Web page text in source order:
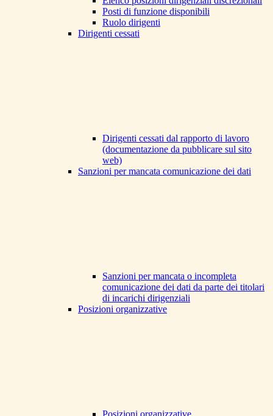
Posti di funzione disponibili
Ruolo dirigenti
Dirigenti cessati
Dirigenti cessati dal rapporto di lavoro
(documentazione da pubblicare sul sito
web)
Sanzioni per mancata comunicazione dei dati
Sanzioni per mancata o incompleta
comunicazione dei dati da parte dei titolari
di incarichi dirigenziali
Posizioni organizzative